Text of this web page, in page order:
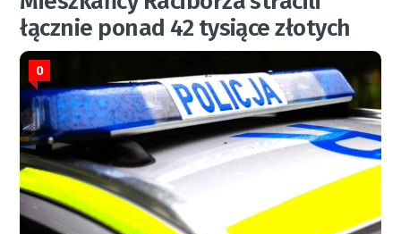
łącznie ponad 42 tysiące złotych
0